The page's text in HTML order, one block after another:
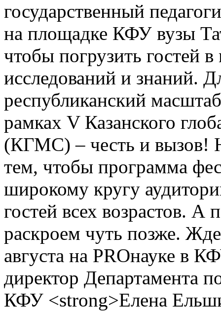
государственный
на площадке КФУ вузы
чтобы погрузить гостей
исследований и знаний.
республиканский
рамках V Казанского
(КГМС) – честь и вызов!
тем, чтобы программа
широкому кругу
гостей всех возрастов.
раскроем чуть позже.
августа на PROнауке в
директор Департамента
КФУ <strong>Елена